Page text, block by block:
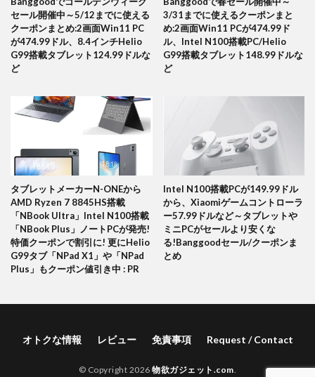
セール開催中～5/12までに使える
クーポンまとめ:2画面Win11 PC
が474.99ドル、8.4インチHelio
G99搭載タブレット124.99ドルな
ど
3/31までに使えるクーポンまと
め:2画面Win11 PCが474.99ド
ル、Intel N100搭載PC/Helio
G99搭載タブレット148.99ドルな
ど
タブレットメーカーN-ONEから
AMD Ryzen 7 8845HS搭載
「NBook Ultra」Intel N100搭載
「NBook Plus」ノートPCが発売!
特価クーポンで割引に! 更にHelio
G99タブ「NPad X1」や「NPad
Plus」もクーポン値引き中 : PR
Intel N100搭載PCが149.99ドル
から、Xiaomiゲームコントローラ
ー57.99ドルなど～タブレットや
ミニPCがセールより安くな
る!Banggoodセール/クーポンま
とめ
オトクな情報 レビュー 免責事項 Request / Contact
© Copyright 2026物欲ガジェット.com.